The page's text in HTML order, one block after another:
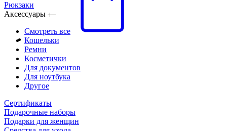
Рюкзаки
Аксессуары
Смотреть все
Кошельки
Ремни
Косметички
Для документов
Для ноутбука
Другое
Сертификаты
Подарочные наборы
Подарки для женщин